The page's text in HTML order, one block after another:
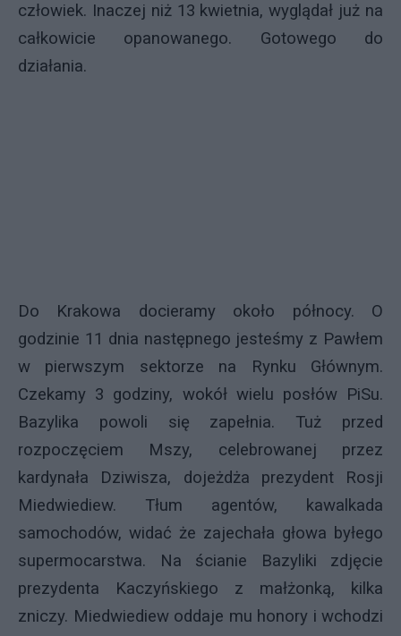
człowiek. Inaczej niż 13 kwietnia, wyglądał już na
całkowicie opanowanego. Gotowego do
działania.
Do Krakowa docieramy około północy. O
godzinie 11 dnia następnego jesteśmy z Pawłem
w pierwszym sektorze na Rynku Głównym.
Czekamy 3 godziny, wokół wielu posłów PiSu.
Bazylika powoli się zapełnia. Tuż przed
rozpoczęciem Mszy, celebrowanej przez
kardynała Dziwisza, dojeżdża prezydent Rosji
Miedwiediew. Tłum agentów, kawalkada
samochodów, widać że zajechała głowa byłego
supermocarstwa. Na ścianie Bazyliki zdjęcie
prezydenta Kaczyńskiego z małżonką, kilka
zniczy. Miedwiediew oddaje mu honory i wchodzi